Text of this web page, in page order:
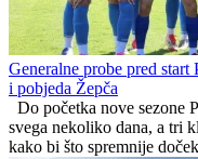
Generalne probe pred
i pobjeda Žepča
Do početka nove sezone
svega nekoliko dana, a tri
kako bi što spremnije